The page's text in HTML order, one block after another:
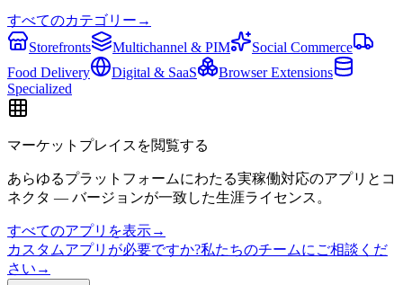
すべてのカテゴリー →
Storefronts
Multichannel & PIM
Social Commerce
Food Delivery
Digital & SaaS
Browser Extensions
Specialized
マーケットプレイスを閲覧する
あらゆるプラットフォームにわたる実稼働対応のアプリとコ
ネクタ — バージョンが一致した生涯ライセンス。
すべてのアプリを表示→
カスタムアプリが必要ですか?私たちのチームにご相談くだ
さい →